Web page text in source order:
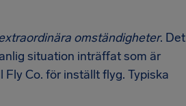
omständigheter. Det
situation inträffat som är
Co. för inställt flyg. Typiska